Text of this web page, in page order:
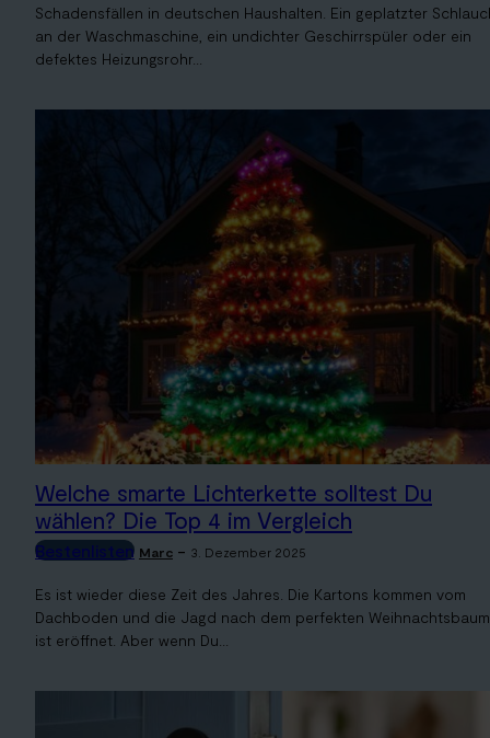
Schadensfällen in deutschen Haushalten. Ein geplatzter
an der Waschmaschine, ein undichter Geschirrspüler oder ein
defektes Heizungsrohr...
Welche smarte Lichterkette solltest Du
wählen? Die Top 4 im Vergleich
Bestenlisten Marc - 3. Dezember 2025
Es ist wieder diese Zeit des Jahres. Die Kartons kommen vom
Dachboden und die Jagd nach dem perfekten Weihnachtsbaum
ist eröffnet. Aber wenn Du...